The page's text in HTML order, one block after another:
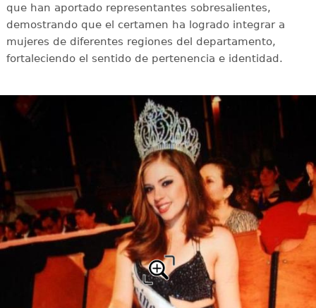
que han aportado representantes sobresalientes,
demostrando que el certamen ha logrado integrar a
mujeres de diferentes regiones del departamento,
fortaleciendo el sentido de pertenencia e identidad.